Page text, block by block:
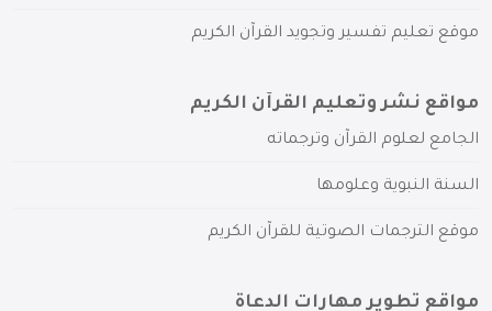
موقع تعليم تفسير وتجويد القرآن الكريم
مواقع نشر وتعليم القرآن الكريم
الجامع لعلوم القرآن وترجماته
السنة النبوية وعلومها
موقع الترجمات الصوتية للقرآن الكريم
مواقع تطوير مهارات الدعاة